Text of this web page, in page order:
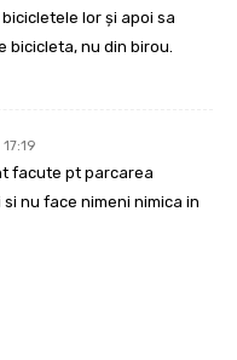
lor și apoi sa
bicicleta, nu din birou.
facute pt parcarea
nu face nimeni nimica in